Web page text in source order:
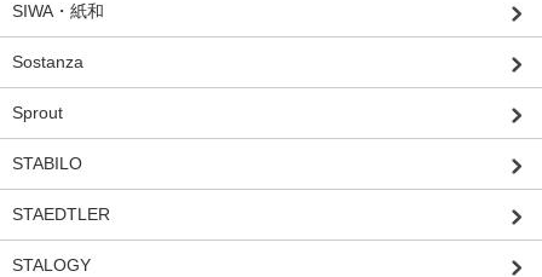
SIWA・紙和
Sostanza
Sprout
STABILO
STAEDTLER
STALOGY